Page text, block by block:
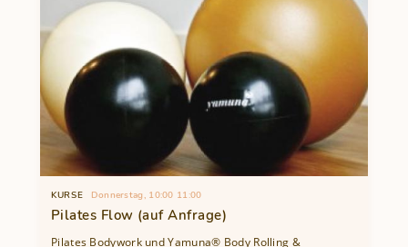
Beschwerden
Videoaufzeichnung
KURSE Donnerstag, 10:00 11:00
Pilates Flow (auf Anfrage)
Pilates Bodywork und Yamuna® Body Rolling &